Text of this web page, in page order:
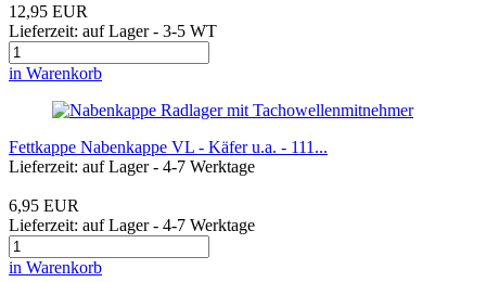
12,95 EUR
Lieferzeit: auf Lager - 3-5 WT
in Warenkorb
Fettkappe Nabenkappe VL - Käfer u.a. - 111...
Lieferzeit: auf Lager - 4-7 Werktage
6,95 EUR
Lieferzeit: auf Lager - 4-7 Werktage
in Warenkorb